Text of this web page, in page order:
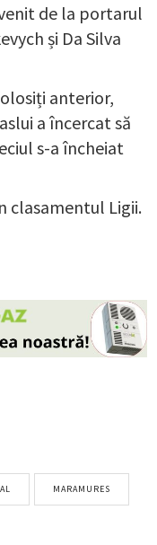
de la portarul
și Da Silva
anterior,
a încercat să
s-a încheiat
clasamentul Ligii.
MARAMURES